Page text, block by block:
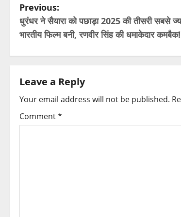
P
o
s
n
a
v
Previous:
धुरंधर ने सैयारा को पछाड़ा 2025 की तीसरी सबसे
भारतीय फिल्म बनी, रणवीर सिंह की धमाकेदार कमबैक!
Leave a Reply
Your email address will not be published.
Comment*